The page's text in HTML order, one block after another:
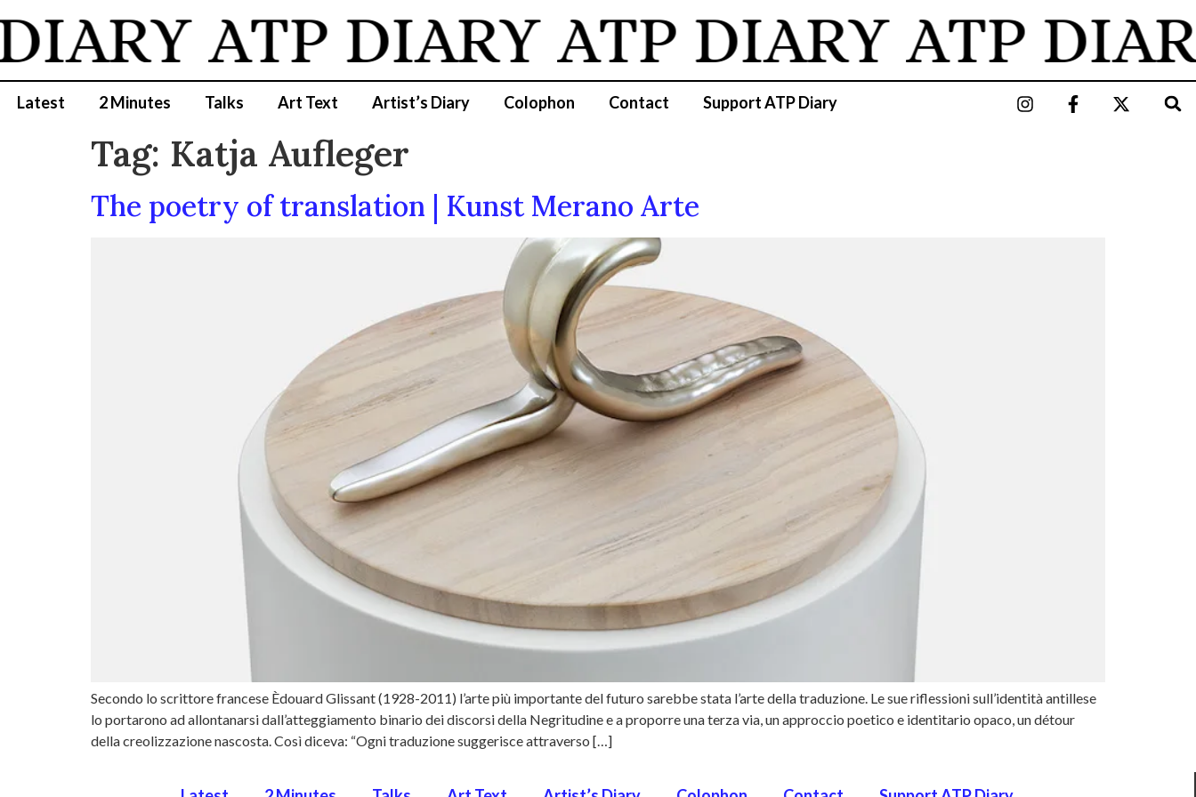
ATP DIARY ATP DIARY ATP
Latest 2 Minutes Talks Art Text Artist’s Diary Colophon Contact Support ATP Diary
Tag: Katja Aufleger
The poetry of translation | Kunst Merano Arte
Secondo lo scrittore francese Èdouard Glissant (1928-2011) l’arte più importante del futuro sarebbe stata l’arte della traduzione. Le sue riflessioni sull’identità antillese
lo portarono ad allontanarsi dall’atteggiamento binario dei discorsi della Negritudine e a proporre una terza via, un approccio poetico e identitario opaco, un détour
della creolizzazione nascosta. Così diceva: “Ogni traduzione suggerisce attraverso […]